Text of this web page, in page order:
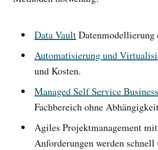
Data Vault
Automatisierung und
und Kosten.
Managed Self Service
Fachbereich ohne
Agiles Projektmanagement mit
Anforderungen werden schnell